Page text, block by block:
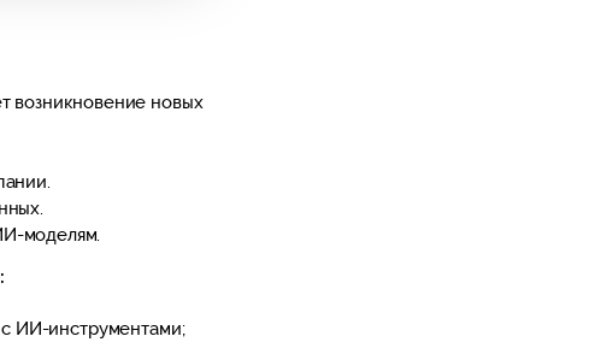
возникновение новых
моделям.
с ИИ-инструментами;